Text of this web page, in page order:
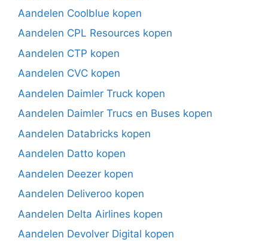
Aandelen Coolblue kopen
Aandelen CPL Resources kopen
Aandelen CTP kopen
Aandelen CVC kopen
Aandelen Daimler Truck kopen
Aandelen Daimler Trucs en Buses kopen
Aandelen Databricks kopen
Aandelen Datto kopen
Aandelen Deezer kopen
Aandelen Deliveroo kopen
Aandelen Delta Airlines kopen
Aandelen Devolver Digital kopen